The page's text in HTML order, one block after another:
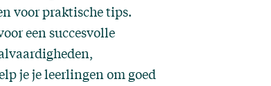
voor praktische tips.
een succesvolle
je je leerlingen om goed